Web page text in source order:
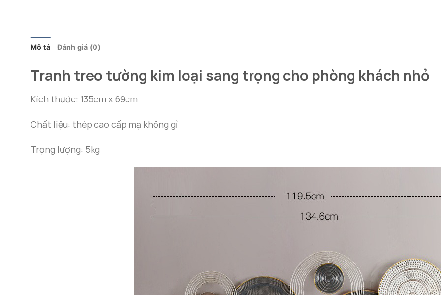
Mô tả Đánh giá (0)
Tranh treo tường kim loại sang trọng cho phòng khách nhỏ
Kích thước: 135cm x 69cm
Chất liệu: thép cao cấp mạ không gỉ
Trọng lượng: 5kg